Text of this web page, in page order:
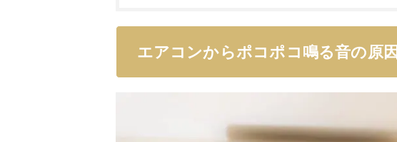
エアコンからポコポコ鳴る音の原因